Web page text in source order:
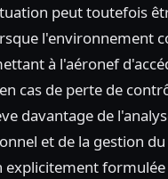
peut toutefois
l'environnement
à l'aéronef
cas de perte de
davantage de
et de la gestion
explicitement formulée